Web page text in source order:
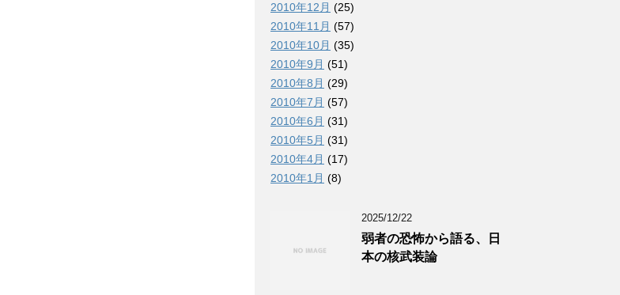
2010年12月 (25)
2010年11月 (57)
2010年10月 (35)
2010年9月 (51)
2010年8月 (29)
2010年7月 (57)
2010年6月 (31)
2010年5月 (31)
2010年4月 (17)
2010年1月 (8)
2025/12/22
弱者の恐怖から語る、日
本の核武装論